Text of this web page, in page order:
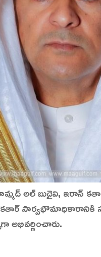
అల్ బుదైవి, ఇరాన్
సార్వభౌమాధికారానికి
అభివర్ణించారు.